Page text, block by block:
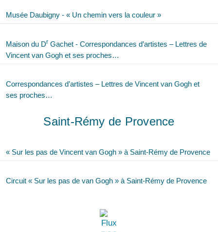
Musée Daubigny - « Un chemin vers la couleur »
Maison du Dr Gachet - Correspondances d’artistes – Lettres de
Vincent van Gogh et ses proches…
Correspondances d’artistes – Lettres de Vincent van Gogh et
ses proches…
Saint-Rémy de Provence
« Sur les pas de Vincent van Gogh » à Saint-Rémy de Provence
Circuit « Sur les pas de van Gogh » à Saint-Rémy de Provence